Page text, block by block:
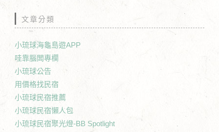
文章分類
小琉球海龜島遊APP
哇靠腦闆專欄
小琉球公告
用價格找民宿
小琉球民宿推薦
小琉球民宿懶人包
小琉球民宿聚光燈-BB Spotlight